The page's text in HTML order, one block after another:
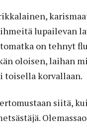
lupailevan
on tehnyt
oloisen, laihan
toisella korvallaan.
siitä,